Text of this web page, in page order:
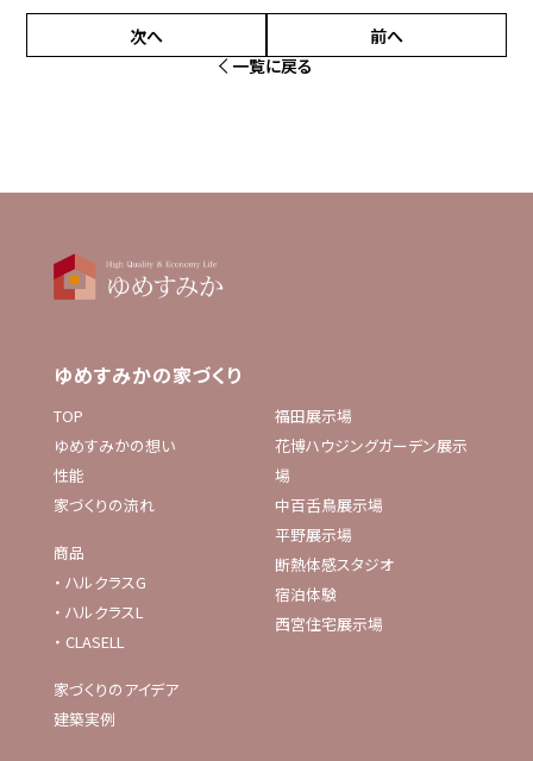
次へ
前へ
一覧に戻る
ゆめすみかの家づくり
TOP
ゆめすみかの想い
性能
家づくりの流れ
商品
・ ハルクラスG
・ ハルクラスL
・ CLASELL
家づくりのアイデア
建築実例
福田展示場
花博ハウジングガーデン展示
場
中百舌鳥展示場
平野展示場
断熱体感スタジオ
宿泊体験
西宮住宅展示場